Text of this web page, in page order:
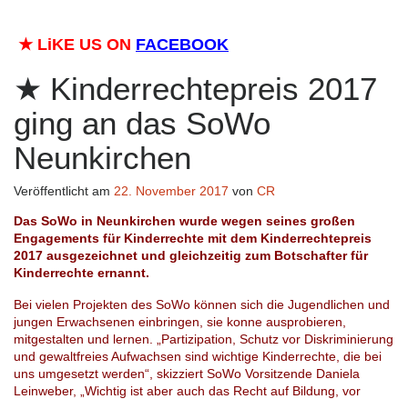
★ LiKE US ON FACEBOOK
Kinderrechtepreis 2017
ging an das SoWo
Neunkirchen
Veröffentlicht am 22. November 2017 von CR
Das SoWo in Neunkirchen wurde wegen seines großen
Engagements für Kinderrechte mit dem Kinderrechtepreis
2017 ausgezeichnet und gleichzeitig zum Botschafter für
Kinderrechte ernannt.
Bei vielen Projekten des SoWo können sich die Jugendlichen und
jungen Erwachsenen einbringen, sie konne ausprobieren,
mitgestalten und lernen. „Partizipation, Schutz vor Diskriminierung
und gewaltfreies Aufwachsen sind wichtige Kinderrechte, die bei
uns umgesetzt werden“, skizziert SoWo Vorsitzende Daniela
Leinweber, „Wichtig ist aber auch das Recht auf Bildung, vor